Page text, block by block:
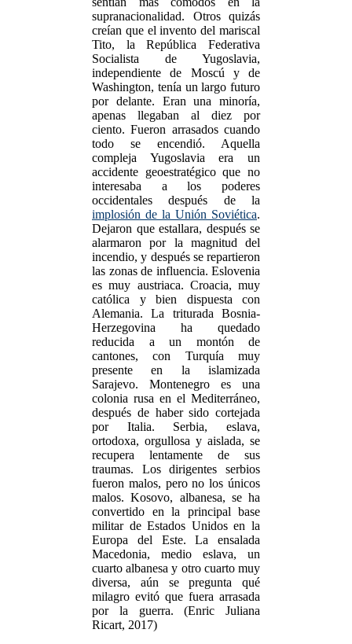
supranacionalidad. Otros quizás
creían que el invento del mariscal
Tito, la República Federativa
Socialista de Yugoslavia,
independiente de Moscú y de
Washington, tenía un largo futuro
por delante. Eran una minoría,
apenas llegaban al diez por
ciento. Fueron arrasados cuando
todo se encendió. Aquella
compleja Yugoslavia era un
accidente geoestratégico que no
interesaba a los poderes
occidentales después de la
implosión de la Unión Soviética.
Dejaron que estallara, después se
alarmaron por la magnitud del
incendio, y después se repartieron
las zonas de influencia. Eslovenia
es muy austriaca. Croacia, muy
católica y bien dispuesta con
Alemania. La triturada Bosnia-
Herzegovina ha quedado
reducida a un montón de
cantones, con Turquía muy
presente en la islamizada
Sarajevo. Montenegro es una
colonia rusa en el Mediterráneo,
después de haber sido cortejada
por Italia. Serbia, eslava,
ortodoxa, orgullosa y aislada, se
recupera lentamente de sus
traumas. Los dirigentes serbios
fueron malos, pero no los únicos
malos. Kosovo, albanesa, se ha
convertido en la principal base
militar de Estados Unidos en la
Europa del Este. La ensalada
Macedonia, medio eslava, un
cuarto albanesa y otro cuarto muy
diversa, aún se pregunta qué
milagro evitó que fuera arrasada
por la guerra. (Enric Juliana
Ricart, 2017)